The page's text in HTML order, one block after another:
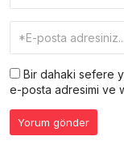
Bir dahaki sefere
e-posta adresimi ve